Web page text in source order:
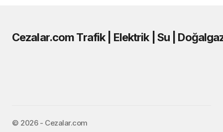
Cezalar.com Trafik | Elektrik | Su |
©️ 2026 - Cezalar.com